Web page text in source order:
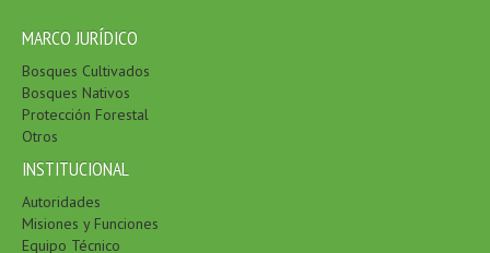
MARCO JURÍDICO
Bosques Cultivados
Bosques Nativos
Protección Forestal
Otros
INSTITUCIONAL
Autoridades
Misiones y Funciones
Equipo Técnico